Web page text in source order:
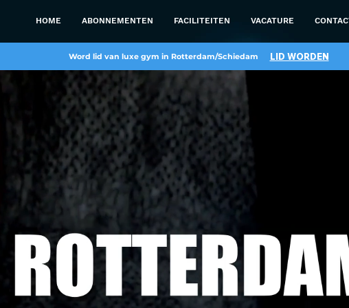
HOME ABONNEMENTEN FACILITEITEN VACATURE
Word lid van luxe gym in Rotterdam/Schiedam LID WORDEN